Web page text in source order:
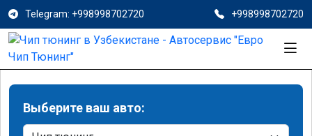
Telegram: +998998702720 +998998702720
Выберите ваш авто: